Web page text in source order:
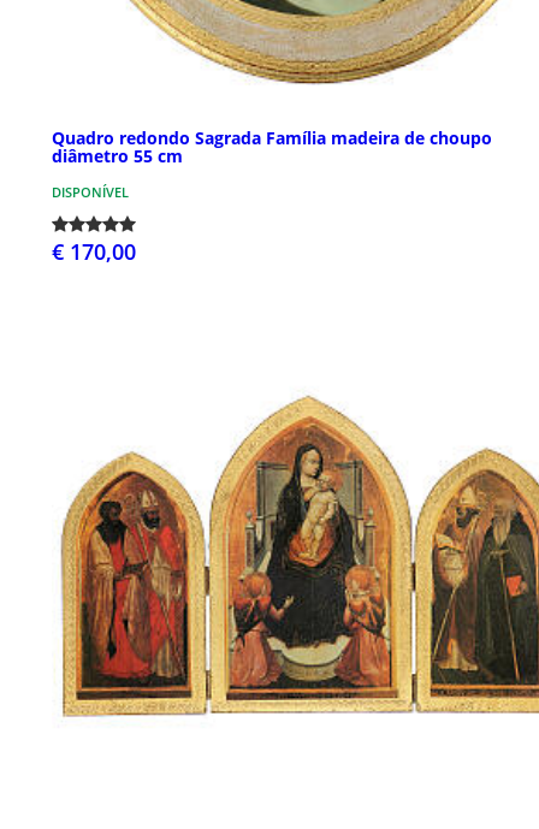
Quadro redondo Sagrada Família madeira de choupo
diâmetro 55 cm
DISPONÍVEL
€ 170,00